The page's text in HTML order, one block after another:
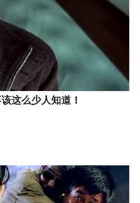
这么少人知道！